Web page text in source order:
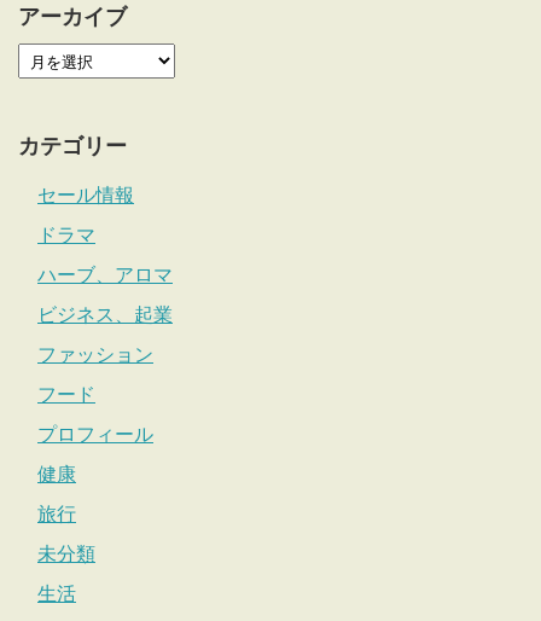
アーカイブ
カテゴリー
セール情報
ドラマ
ハーブ、アロマ
ビジネス、起業
ファッション
フード
プロフィール
健康
旅行
未分類
生活